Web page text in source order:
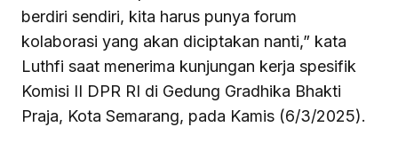
berdiri sendiri, kita harus punya forum
kolaborasi yang akan diciptakan nanti,” kata
Luthfi saat menerima kunjungan kerja spesifik
Komisi II DPR RI di Gedung Gradhika Bhakti
Praja, Kota Semarang, pada Kamis (6/3/2025).